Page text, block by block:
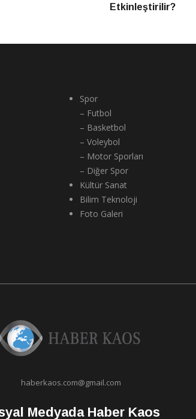
Etkinleştirilir?
Spor
– Futbol
– Basketbol
– Voleybol
– Motor Sporları
– Diğer Spor
Kültür Sanat
Bilim Teknoloji
Foto Galeri
haberkaos.com@gmail.com
Medyada Haber Kaos